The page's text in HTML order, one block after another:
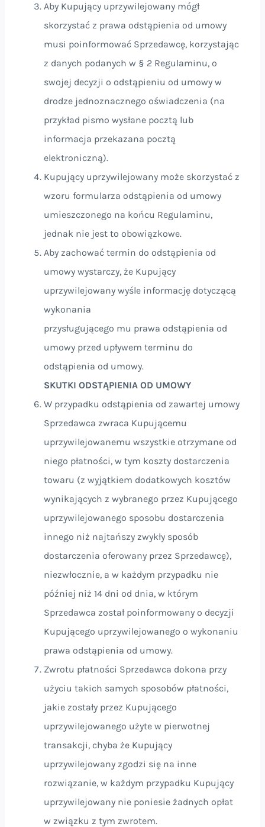
Aby Kupujący uprzywilejowany mógł
skorzystać z prawa odstąpienia od umowy
musi poinformować Sprzedawcę, korzystając
z danych podanych w § 2 Regulaminu, o
swojej decyzji o odstąpieniu od umowy w
drodze jednoznacznego oświadczenia (na
przykład pismo wysłane pocztą lub
informacja przekazana pocztą
elektroniczną).
Kupujący uprzywilejowany może skorzystać z
wzoru formularza odstąpienia od umowy
umieszczonego na końcu Regulaminu,
jednak nie jest to obowiązkowe.
Aby zachować termin do odstąpienia od
umowy wystarczy, że Kupujący
uprzywilejowany wyśle informację dotyczącą
wykonania
przysługującego mu prawa odstąpienia od
umowy przed upływem terminu do
odstąpienia od umowy.
SKUTKI ODSTĄPIENIA OD UMOWY
W przypadku odstąpienia od zawartej umowy
Sprzedawca zwraca Kupującemu
uprzywilejowanemu wszystkie otrzymane od
niego płatności, w tym koszty dostarczenia
towaru (z wyjątkiem dodatkowych kosztów
wynikających z wybranego przez Kupującego
uprzywilejowanego sposobu dostarczenia
innego niż najtańszy zwykły sposób
dostarczenia oferowany przez Sprzedawcę),
niezwłocznie, a w każdym przypadku nie
później niż 14 dni od dnia, w którym
Sprzedawca został poinformowany o decyzji
Kupującego uprzywilejowanego o wykonaniu
prawa odstąpienia od umowy.
Zwrotu płatności Sprzedawca dokona przy
użyciu takich samych sposobów płatności,
jakie zostały przez Kupującego
uprzywilejowanego użyte w pierwotnej
transakcji, chyba że Kupujący
uprzywilejowany zgodzi się na inne
rozwiązanie, w każdym przypadku Kupujący
uprzywilejowany nie poniesie żadnych opłat
w związku z tym zwrotem.